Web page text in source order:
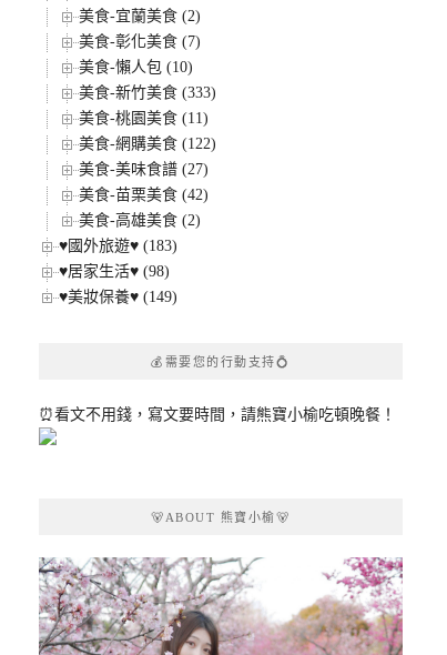
美食-宜蘭美食 (2)
美食-彰化美食 (7)
美食-懶人包 (10)
美食-新竹美食 (333)
美食-桃園美食 (11)
美食-網購美食 (122)
美食-美味食譜 (27)
美食-苗栗美食 (42)
美食-高雄美食 (2)
♥國外旅遊♥ (183)
♥居家生活♥ (98)
♥美妝保養♥ (149)
💰需要您的行動支持💍
⏰看文不用錢，寫文要時間，請熊寶小榆吃頓晚餐！
🐻ABOUT 熊寶小榆🐻